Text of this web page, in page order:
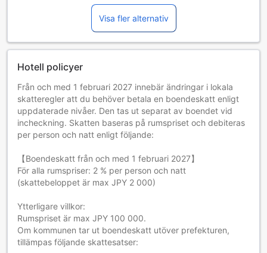
Visa fler alternativ
Hotell policyer
Från och med 1 februari 2027 innebär ändringar i lokala
skatteregler att du behöver betala en boendeskatt enligt
uppdaterade nivåer. Den tas ut separat av boendet vid
incheckning. Skatten baseras på rumspriset och debiteras
per person och natt enligt följande:
【Boendeskatt från och med 1 februari 2027】
För alla rumspriser: 2 % per person och natt
(skattebeloppet är max JPY 2 000)
Ytterligare villkor:
Rumspriset är max JPY 100 000.
Om kommunen tar ut boendeskatt utöver prefekturen,
tillämpas följande skattesatser: